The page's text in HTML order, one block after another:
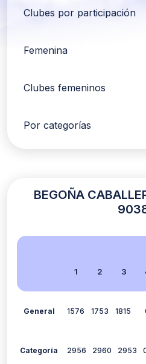
Clubes por participación
Femenina
Clubes femeninos
Por categorías
BEGOÑA
1
2 3
General 1576 1753 1815
Categoría 2956 2960 2953